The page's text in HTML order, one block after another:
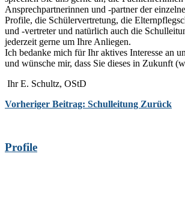
Ansprechpartnerinnen und -partner der
Profile, die Schülervertretung, die
und -vertreter und natürlich auch die
jederzeit gerne um Ihre Anliegen.
Ich bedanke mich für Ihr aktives Interesse an
und wünsche mir, dass Sie dieses in Zukunft
Ihr E. Schultz, OStD
Vorheriger Beitrag: Schulleitung Zurück
Profile